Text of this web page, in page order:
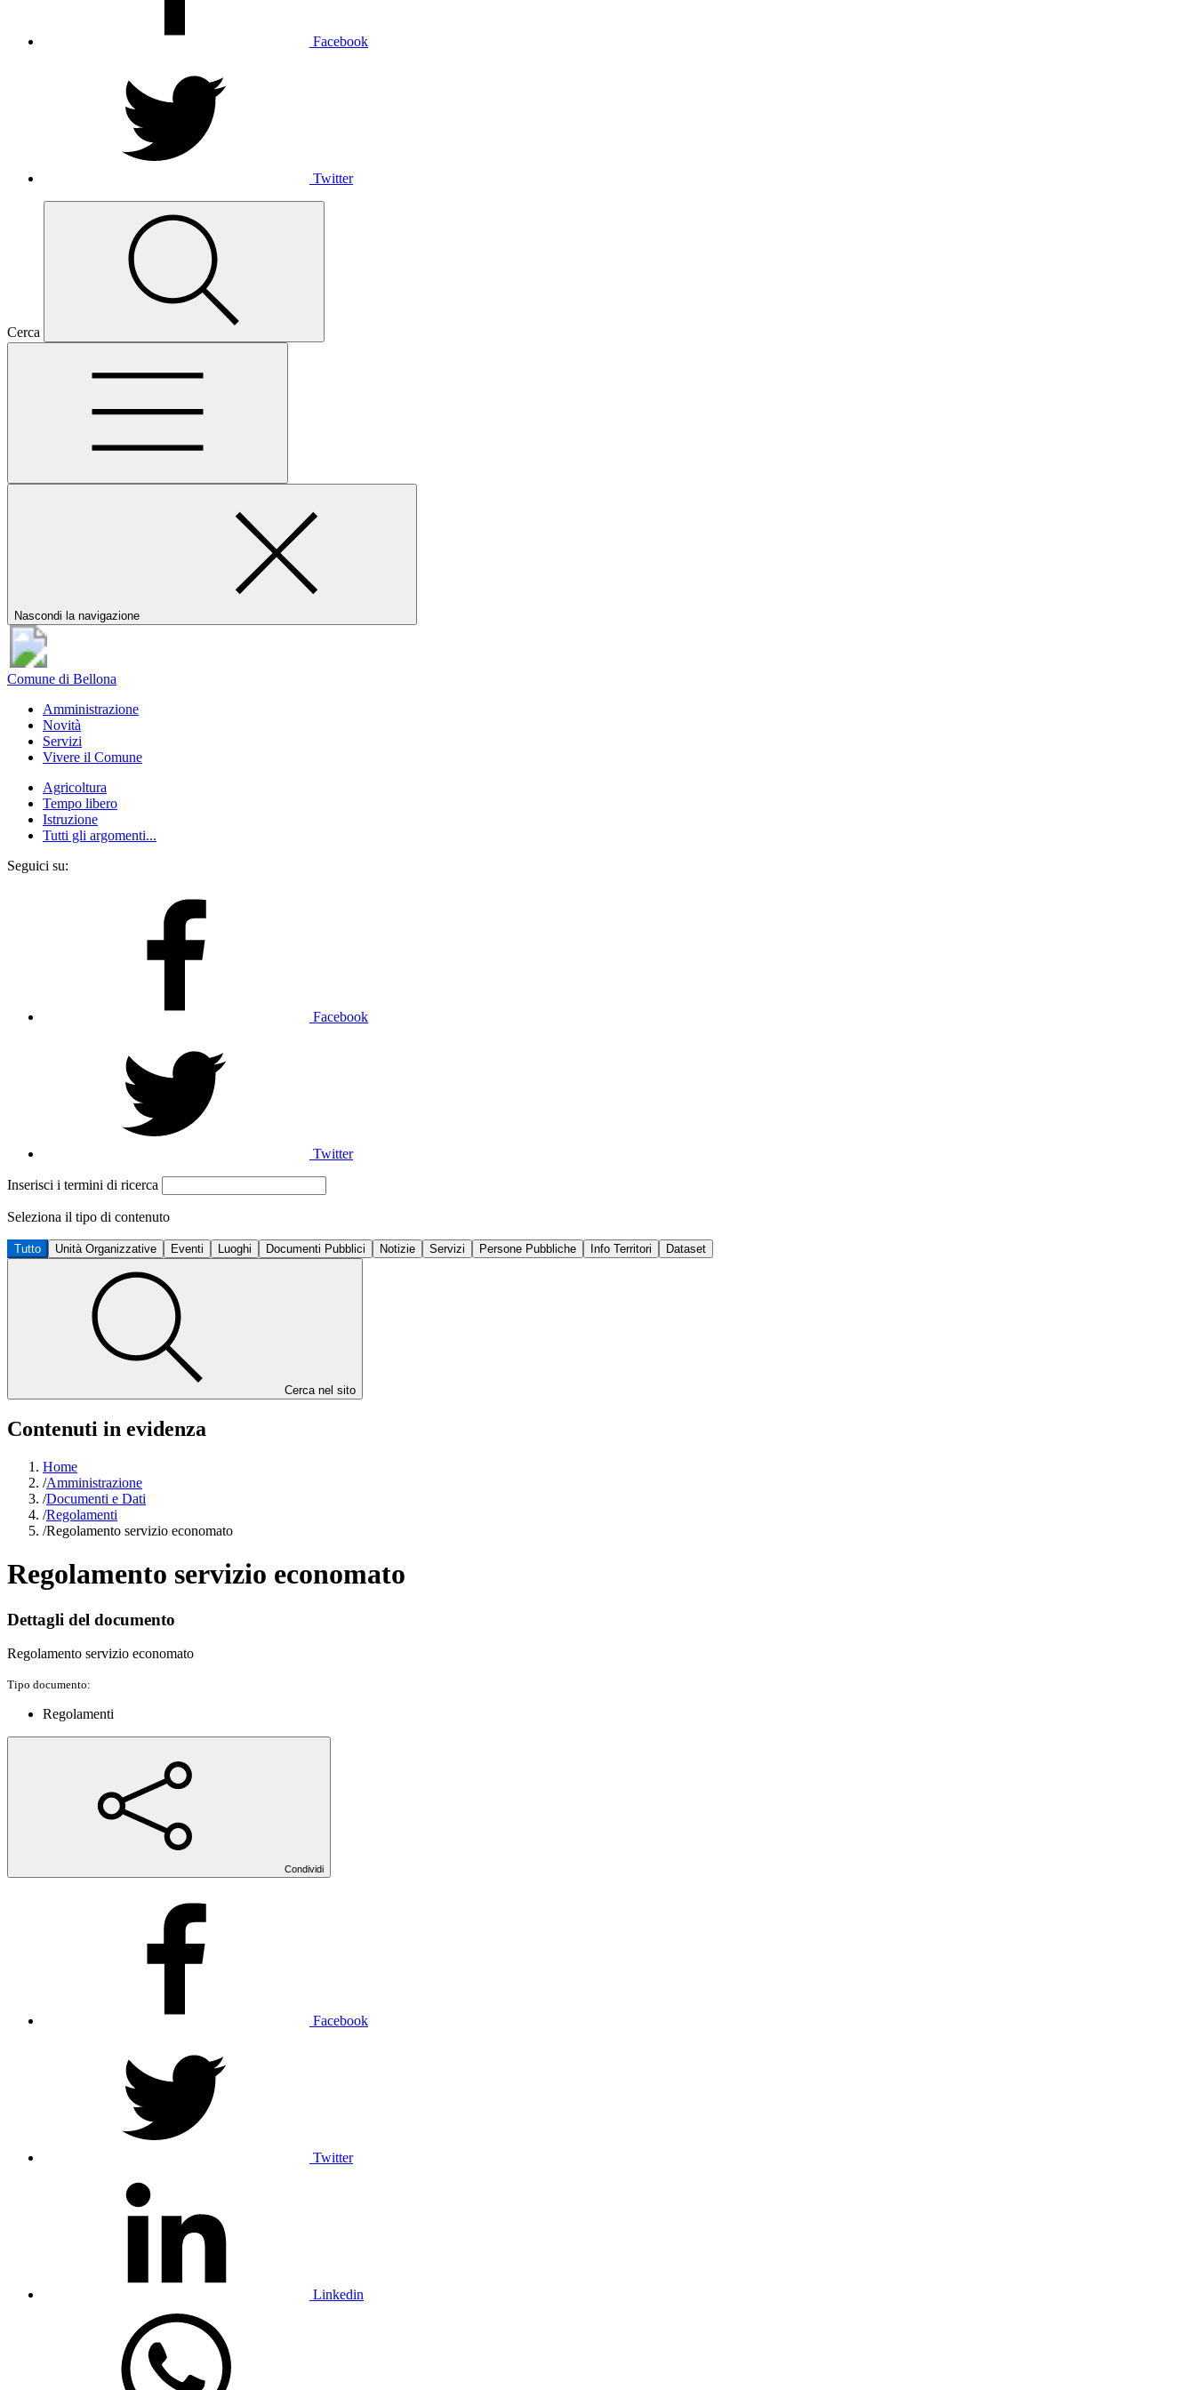
Facebook
Twitter
Cerca
Nascondi la navigazione
Comune di Bellona
Amministrazione
Novità
Servizi
Vivere il Comune
Agricoltura
Tempo libero
Istruzione
Tutti gli argomenti...
Seguici su:
Facebook
Twitter
Inserisci i termini di ricerca
Seleziona il tipo di contenuto
Tutto Unità Organizzative Eventi Luoghi Documenti Pubblici Notizie Servizi Persone Pubbliche Info Territori Dataset
Cerca nel sito
Contenuti in evidenza
Home
/Amministrazione
/Documenti e Dati
/Regolamenti
/Regolamento servizio economato
Regolamento servizio economato
Dettagli del documento
Regolamento servizio economato
Tipo documento:
Regolamenti
Condividi
Facebook
Twitter
Linkedin